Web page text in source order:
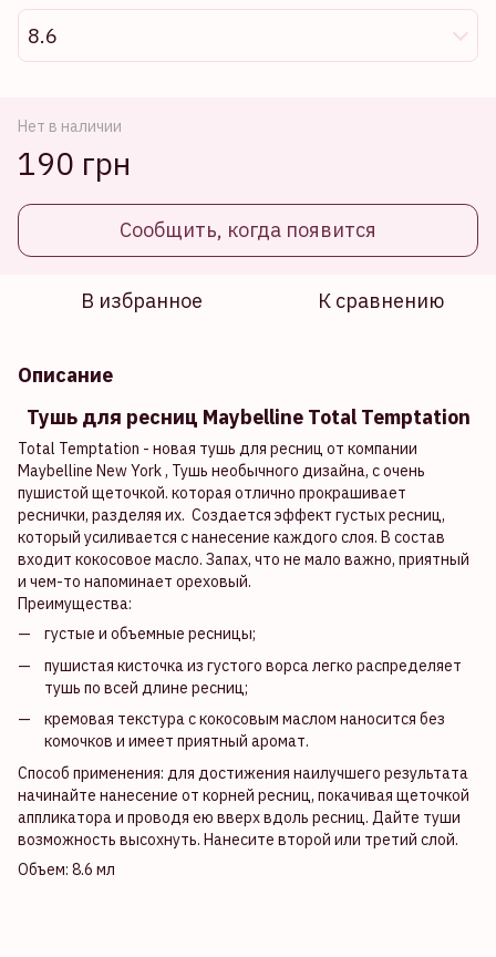
8.6
Нет в наличии
190 грн
Сообщить, когда появится
В избранное К сравнению
Описание
Тушь для ресниц Maybelline Total Temptation
Total Temptation - новая тушь для ресниц от компании
Maybelline New York , Тушь необычного дизайна, с очень
пушистой щеточкой. которая отлично прокрашивает
реснички, разделяя их. Создается эффект густых ресниц,
который усиливается с нанесение каждого слоя. В состав
входит кокосовое масло. Запах, что не мало важно, приятный
и чем-то напоминает ореховый.
Преимущества:
густые и объемные ресницы;
пушистая кисточка из густого ворса легко распределяет
тушь по всей длине ресниц;
кремовая текстура с кокосовым маслом наносится без
комочков и имеет приятный аромат.
Способ применения: для достижения наилучшего результата
начинайте нанесение от корней ресниц, покачивая щеточкой
аппликатора и проводя ею вверх вдоль ресниц. Дайте туши
возможность высохнуть. Нанесите второй или третий слой.
Объем: 8.6 мл